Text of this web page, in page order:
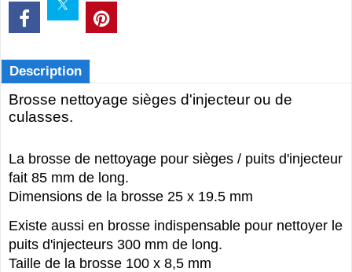
Description
Brosse nettoyage sièges d'injecteur ou de
culasses.
La brosse de nettoyage pour sièges / puits d'injecteur
fait 85 mm de long.
Dimensions de la brosse 25 x 19.5 mm
Existe aussi en brosse indispensable pour nettoyer le
puits d'injecteurs 300 mm de long.
Taille de la brosse 100 x 8,5 mm